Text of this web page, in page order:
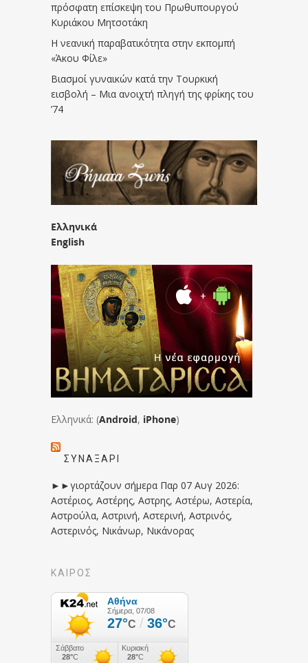
πρόσφατη επίσκεψη του Πρωθυπουργού
Κυριάκου Μητσοτάκη
Η νεανική παραβατικότητα στην εκπομπή
«Άκου Φίλε»
Βιασμοί γυναικών κατά την Τουρκική
εισβολή – Μια ανοιχτή πληγή της φρίκης του
’74
Ελληνικά
English
Ελληνικά: (Android, iPhone)
ΣΥΝΑΞΆΡΙ
►►γιορτάζουν σήμερα Παρ 07 Αυγ 2026:
Αστέριος, Αστέρης, Αστρης, Αστέρω, Αστερία,
Αστρούλα, Αστρινή, Αστερινή, Αστρινός,
Αστερινός, Νικάνωρ, Νικάνορας
ΚΑΙΡΟΣ